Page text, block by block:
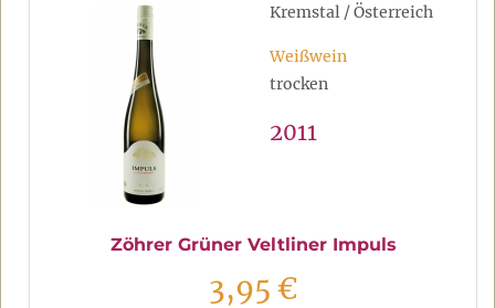
Kremstal / Österreich
Weißwein
trocken
2011
Zöhrer Grüner Veltliner Impuls
3,95 €